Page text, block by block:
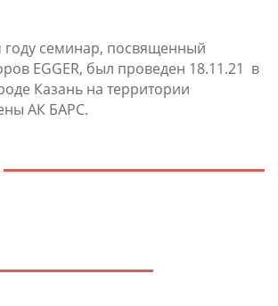
году семинар, посвященный
EGGER, был проведен 18.11­.21 ​ в
Казань на терр­итории
АК БАРС.